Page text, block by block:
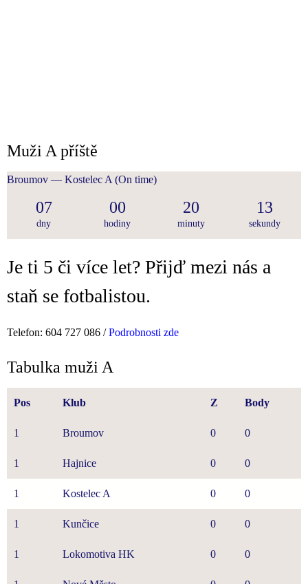
Muži A příště
Broumov — Kostelec A (On time)
07
dny
00
hodiny
20
minuty
13
sekundy
Je ti 5 či více let? Přijď mezi nás a
staň se fotbalistou.
Telefon: 604 727 086 /Podrobnosti zde
Tabulka muži A
Pos Klub Z Body
1 Broumov 0 0
1 Hajnice 0 0
1 Kostelec A 0 0
1 Kunčice 0 0
1 Lokomotiva HK 0 0